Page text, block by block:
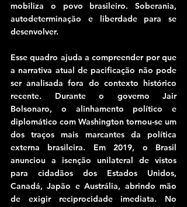
mobiliza o povo brasileiro. Soberania,
autodeterminação e liberdade para se
desenvolver.
Esse quadro ajuda a compreender por que
a narrativa atual de pacificação não pode
ser analisada fora do contexto histórico
recente. Durante o governo Jair
Bolsonaro, o alinhamento político e
diplomático com Washington tornou-se um
dos traços mais marcantes da política
externa brasileira. Em 2019, o Brasil
anunciou a isenção unilateral de vistos
para cidadãos dos Estados Unidos,
Canadá, Japão e Austrália, abrindo mão
de exigir reciprocidade imediata. No